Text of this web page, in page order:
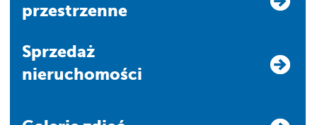
przestrzenne
Sprzedaż
nieruchomości